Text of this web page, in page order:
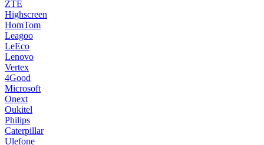
ZTE
Highscreen
HomTom
Leagoo
LeEco
Lenovo
Vertex
4Good
Microsoft
Onext
Oukitel
Philips
Caterpillar
Ulefone